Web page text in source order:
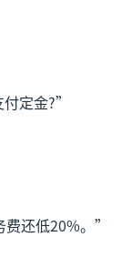
定金?”
还低20%。”